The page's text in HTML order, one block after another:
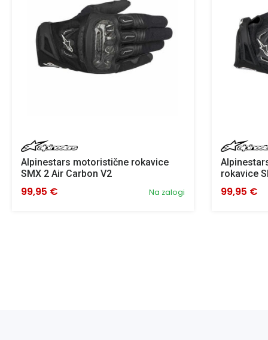
Alpinestars motoristične rokavice
SMX 2 Air Carbon V2
Na zalogi
99,95 €
rokavice
99,95 €